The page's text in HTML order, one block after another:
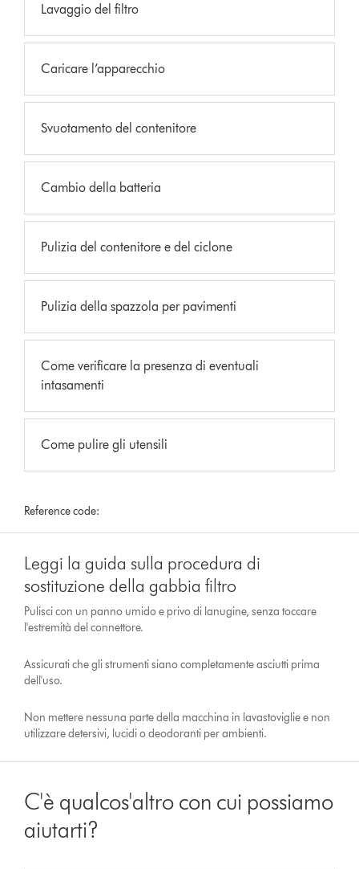
Lavaggio del filtro
Caricare l’apparecchio
Svuotamento del contenitore
Cambio della batteria
Pulizia del contenitore e del ciclone
Pulizia della spazzola per pavimenti
Come verificare la presenza di eventuali
intasamenti
Come pulire gli utensili
Reference code:
Leggi la guida sulla procedura di
sostituzione della gabbia filtro
Pulisci con un panno umido e privo di lanugine, senza toccare
l'estremità del connettore.
Assicurati che gli strumenti siano completamente asciutti prima
dell'uso.
Non mettere nessuna parte della macchina in lavastoviglie e non
utilizzare detersivi, lucidi o deodoranti per ambienti.
C'è qualcos'altro con cui possiamo
aiutarti?